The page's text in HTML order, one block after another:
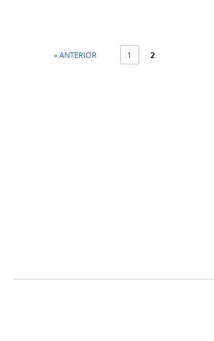
« ANTERIOR 1 2